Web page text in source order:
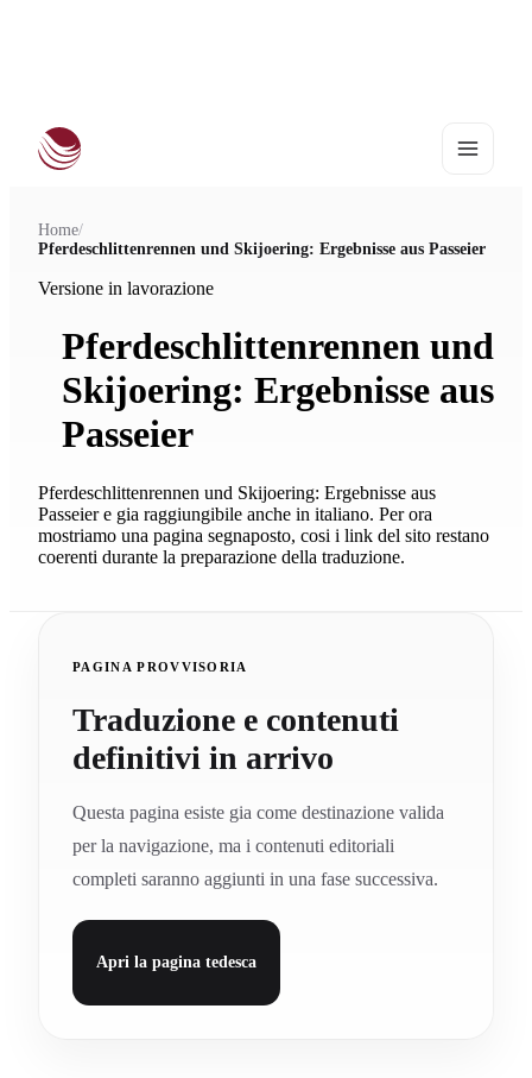
Home/
Pferdeschlittenrennen und Skijoering: Ergebnisse aus Passeier
Versione in lavorazione
Pferdeschlittenrennen und
Skijoering: Ergebnisse aus
Passeier
Pferdeschlittenrennen und Skijoering: Ergebnisse aus
Passeier e gia raggiungibile anche in italiano. Per ora
mostriamo una pagina segnaposto, cosi i link del sito restano
coerenti durante la preparazione della traduzione.
PAGINA PROVVISORIA
Traduzione e contenuti
definitivi in arrivo
Questa pagina esiste gia come destinazione valida
per la navigazione, ma i contenuti editoriali
completi saranno aggiunti in una fase successiva.
Apri la pagina tedesca